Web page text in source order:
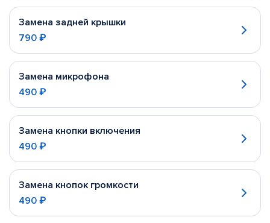
Замена задней крышки
790 ₽
Замена микрофона
490 ₽
Замена кнопки включения
490 ₽
Замена кнопок громкости
490 ₽